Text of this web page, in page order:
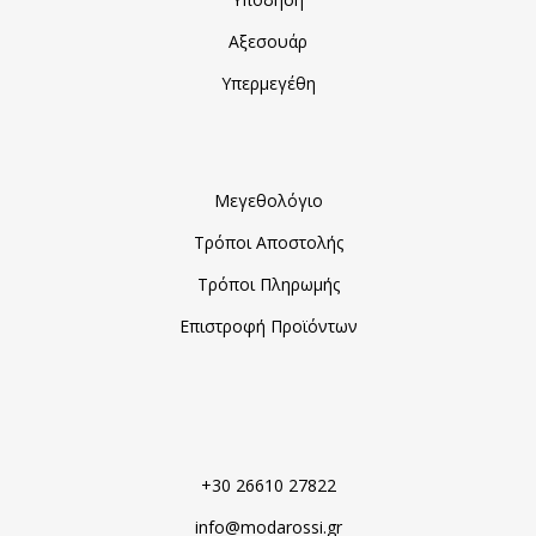
Αξεσουάρ
Υπερμεγέθη
Μεγεθολόγιο
Τρόποι Αποστολής
Τρόποι Πληρωμής
Επιστροφή Προϊόντων
+30 26610 27822
info@modarossi.gr